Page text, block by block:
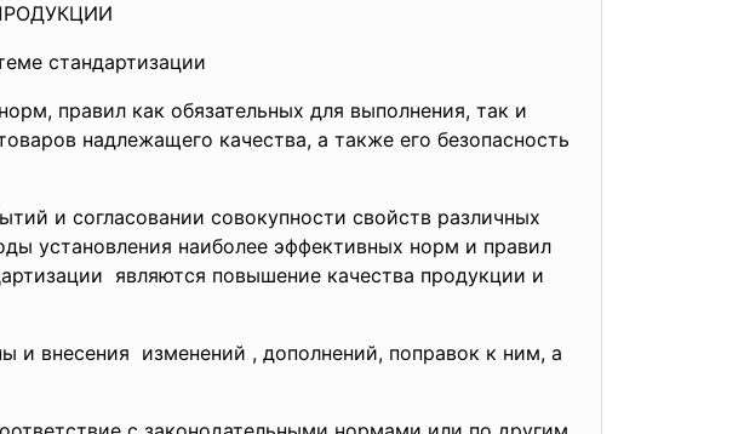
стандартизации
правил как обязательных для выполнения, так и
надлежащего качества, а также его безопасность
и согласовании совокупности свойств различных
установления наиболее эффективных норм и правил
являются повышение качества продукции и
внесения изменений , дополнений, поправок к ним, а